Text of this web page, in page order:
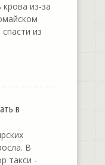
из-за
из
в
В
такси -